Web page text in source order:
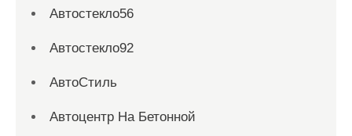
Автостекло56
Автостекло92
АвтоСтиль
Автоцентр На Бетонной